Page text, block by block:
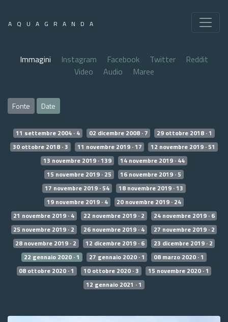
AQUAGRANDA
Immagini Instagram Facebook Twitter
Reddit
Video
Audio Maree
Fonte Date
11 settembre 2004 · 4 02 dicembre 2008 · 7
29 ottobre 2018 · 1
30 ottobre 2018 · 3
11 novembre 2019 · 17
12 novembre 2019 · 51
13 novembre 2019 · 139
14 novembre 2019 · 44
15 novembre 2019 · 25
16 novembre 2019 · 5
17 novembre 2019 · 54
18 novembre 2019 · 13
19 novembre 2019 · 4
20 novembre 2019 · 24
21 novembre 2019 · 4
22 novembre 2019 · 2
24 novembre 2019 · 6
25 novembre 2019 · 2
26 novembre 2019 · 4
27 novembre 2019 · 2
28 novembre 2019 · 2
12 dicembre 2019 · 6
23 dicembre 2019 · 2
22 gennaio 2020 · 1
27 gennaio 2020 · 1
08 marzo 2020 · 1
08 ottobre 2020 · 1
10 ottobre 2020 · 3
15 novembre 2020 · 1
12 gennaio 2021 · 1